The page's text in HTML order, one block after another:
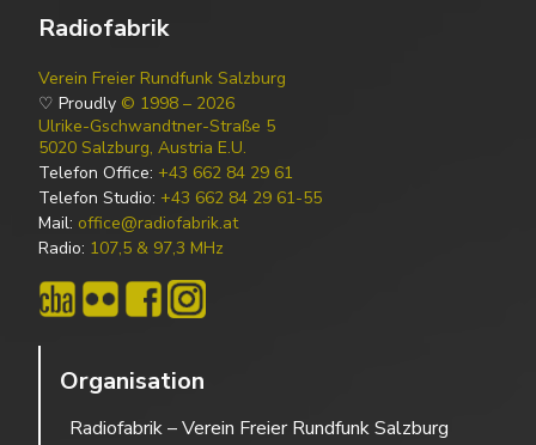
Radiofabrik
Verein Freier Rundfunk Salzburg
♡ Proudly © 1998 – 2026
Ulrike-Gschwandtner-Straße 5
5020 Salzburg, Austria E.U.
Telefon Office: +43 662 84 29 61
Telefon Studio: +43 662 84 29 61-55
Mail: office@radiofabrik.at
Radio: 107,5 & 97,3 MHz
Organisation
Radiofabrik – Verein Freier Rundfunk Salzburg